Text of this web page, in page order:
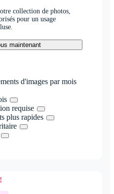
collection de photos,
pour un usage
maintenant
d'images par mois
requise
plus rapides